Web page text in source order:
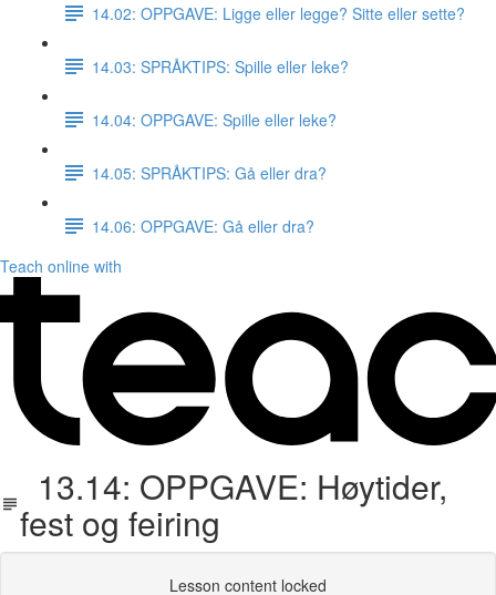
14.02: OPPGAVE: Ligge eller legge? Sitte eller sette?
14.03: SPRÅKTIPS: Spille eller leke?
14.04: OPPGAVE: Spille eller leke?
14.05: SPRÅKTIPS: Gå eller dra?
14.06: OPPGAVE: Gå eller dra?
Teach online with
13.14: OPPGAVE: Høytider,
fest og feiring
Lesson content locked